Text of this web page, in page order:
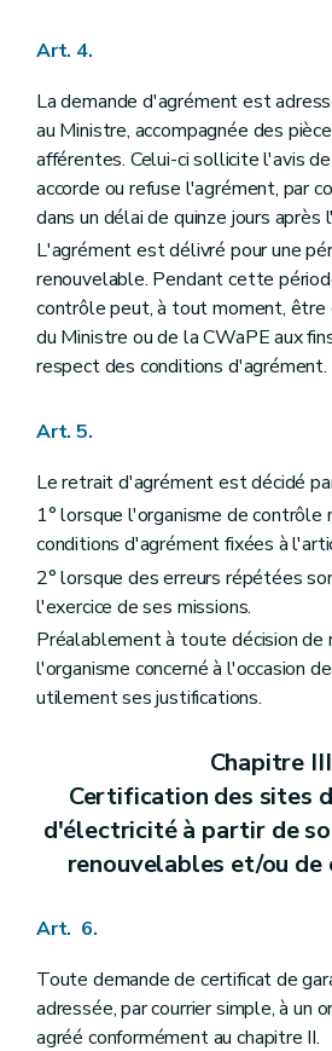
Art. 4.
La demande d'agrément est
au Ministre, accompagnée des
afférentes. Celui-ci sollicite l'avis
accorde ou refuse l'agrément, par
dans un délai de quinze jours après
L'agrément est délivré pour une
renouvelable. Pendant cette
contrôle peut, à tout moment, être
du Ministre ou de la CWaPE aux
respect des conditions d'agrément.
Art. 5.
Le retrait d'agrément est décidé
1° lorsque l'organisme de contrôle
conditions d'agrément fixées à
2° lorsque des erreurs répétées
l'exercice de ses missions.
Préalablement à toute décision
l'organisme concerné à l'occasion
utilement ses justifications.
Chapitre III
Certification des sites
d'électricité à partir de
renouvelables et/ou de
Art. 6.
Toute demande de certificat de
adressée, par courrier simple, à un
agréé conformément au chapitre II.